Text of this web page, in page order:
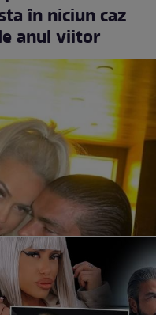
în niciun caz
anul viitor